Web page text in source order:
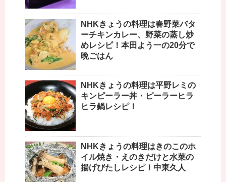
NHKきょうの料理は春野菜バタ
ーチキンカレー、野菜の蒸し炒
めレシピ！本田よう一の20分で
晩ごはん
NHKきょうの料理は平野レミの
キンピーラー丼・ピーラーヒラ
ヒラ鍋レシピ！
NHKきょうの料理はきのこのホ
イル焼き・えのきだけと水菜の
揚げびたしレシピ！中東久人